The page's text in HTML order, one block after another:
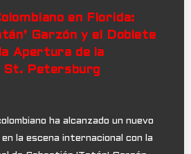
en Florida:
Garzón y el Doblete
Apertura de la
St. Petersburg
ha alcanzado un nuevo
la escena internacional con la